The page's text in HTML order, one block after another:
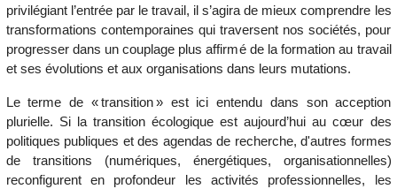
privilégiant l’entrée par le travail, il s’agira de mieux comprendre les
transformations contemporaines qui traversent nos sociétés, pour
progresser dans un couplage plus affirmé de la formation au travail
et ses évolutions et aux organisations dans leurs mutations.
Le terme de « transition » est ici entendu dans son acception
plurielle. Si la transition écologique est aujourd’hui au cœur des
politiques publiques et des agendas de recherche, d'autres formes
de transitions (numériques, énergétiques, organisationnelles)
reconfigurent en profondeur les activités professionnelles, les